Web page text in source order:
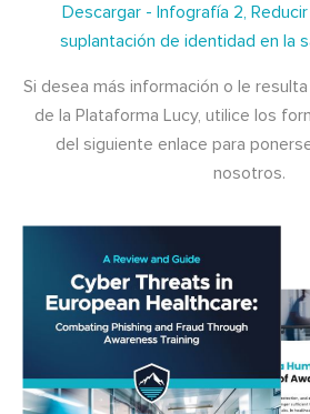
Descargar - Infografía 2,
suplantación de identidad en la
Si desea más información o le
de la Plataforma Lucy, utilice los
del siguiente enlace para
nosotros.